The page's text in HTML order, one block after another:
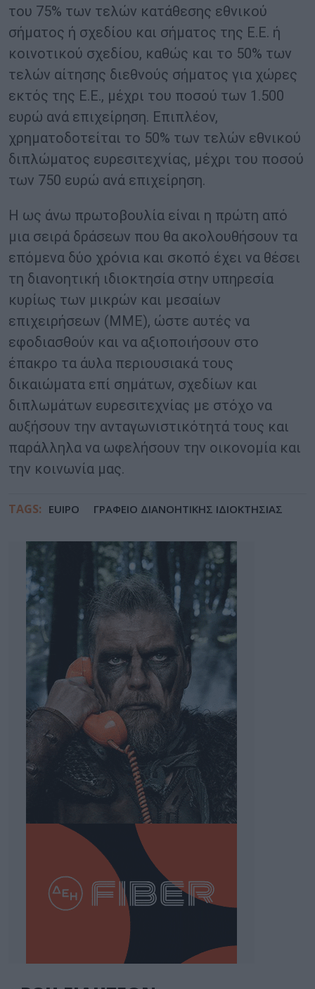
του 75% των τελών κατάθεσης εθνικού
σήματος ή σχεδίου και σήματος της Ε.Ε. ή
κοινοτικού σχεδίου, καθώς και το 50% των
τελών αίτησης διεθνούς σήματος για χώρες
εκτός της Ε.Ε., μέχρι του ποσού των 1.500
ευρώ ανά επιχείρηση. Επιπλέον,
χρηματοδοτείται το 50% των τελών εθνικού
διπλώματος ευρεσιτεχνίας, μέχρι του ποσού
των 750 ευρώ ανά επιχείρηση.
Η ως άνω πρωτοβουλία είναι η πρώτη από
μια σειρά δράσεων που θα ακολουθήσουν τα
επόμενα δύο χρόνια και σκοπό έχει να θέσει
τη διανοητική ιδιοκτησία στην υπηρεσία
κυρίως των μικρών και μεσαίων
επιχειρήσεων (ΜΜΕ), ώστε αυτές να
εφοδιασθούν και να αξιοποιήσουν στο
έπακρο τα άυλα περιουσιακά τους
δικαιώματα επί σημάτων, σχεδίων και
διπλωμάτων ευρεσιτεχνίας με στόχο να
αυξήσουν την ανταγωνιστικότητά τους και
παράλληλα να ωφελήσουν την οικονομία και
την κοινωνία μας.
TAGS: EUIPO ΓΡΑΦΕΙΟ ΔΙΑΝΟΗΤΙΚΗΣ ΙΔΙΟΚΤΗΣΙΑΣ